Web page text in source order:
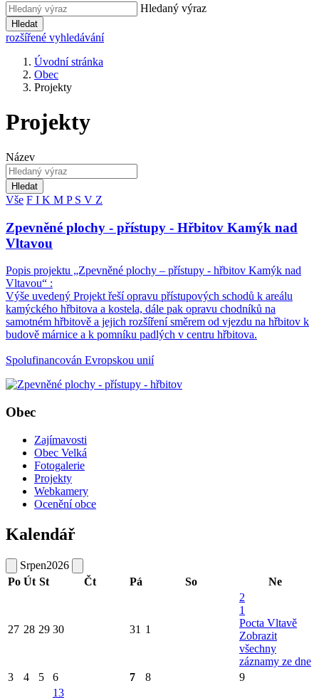
Hledaný výraz
Hledat
rozšířené vyhledávání
Úvodní stránka
Obec
Projekty
Projekty
Název
Hledat
Vše F I K M P S V Z
Zpevněné plochy - přístupy - Hřbitov Kamýk nad
Vltavou
Popis projektu „Zpevněné plochy – přístupy - hřbitov Kamýk nad
Vltavou“ :
Výše uvedený Projekt řeší opravu přístupových schodů k areálu
kamýckého hřbitova a kostela, dále pak opravu chodníků na
samotném hřbitově a jejich rozšíření směrem od vjezdu na hřbitov k
budově márnice a k pomníku padlých v centru hřbitova.
Spolufinancován Evropskou unií
Obec
Zajímavosti
Obec Velká
Fotogalerie
Projekty
Webkamery
Ocenění obce
Kalendář
Srpen2026
Po Út St Čt Pá So Ne
27 28 29 30 31 1
2
1
Pocta Vltavě
Zobrazit
všechny
záznamy ze dne
3
4 5 6 7 8
9
13